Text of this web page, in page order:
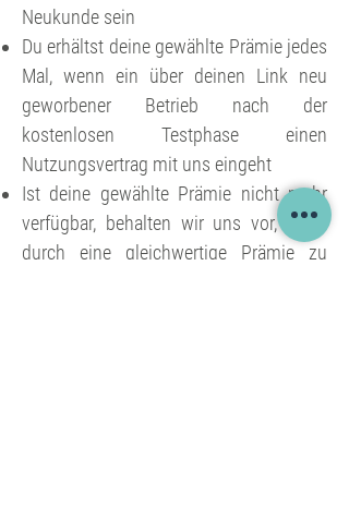
Neukunde sein
Du erhältst deine gewählte Prämie jedes
Mal, wenn ein über deinen Link neu
geworbener Betrieb nach der
kostenlosen Testphase einen
Nutzungsvertrag mit uns eingeht
Ist deine gewählte Prämie nicht mehr
verfügbar, behalten wir uns vor, diese
durch eine gleichwertige Prämie zu